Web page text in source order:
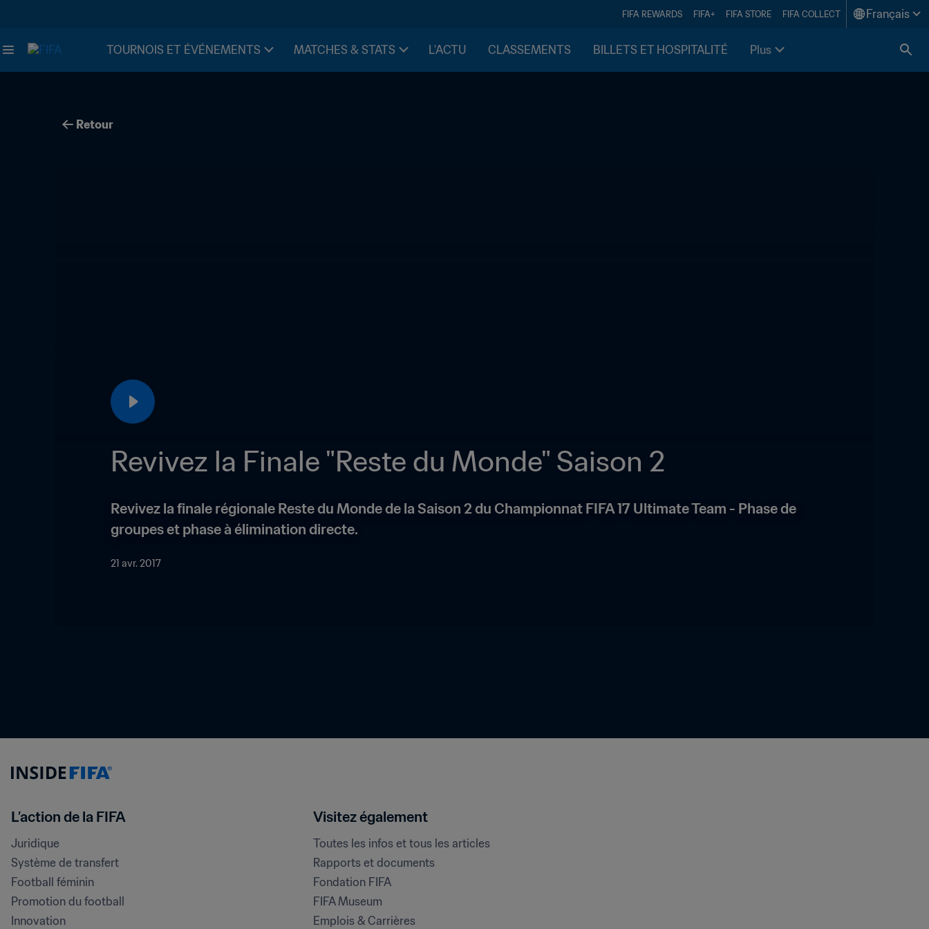
FIFA REWARDS FIFA+ FIFA STORE FIFA COLLECT Français
TOURNOIS ET ÉVÉNEMENTS MATCHES & STATS L'ACTU CLASSEMENTS BILLETS ET HOSPITALITÉ Plus
Retour
Revivez la Finale "Reste du Monde" Saison 2
Revivez la finale régionale Reste du Monde de la Saison 2 du Championnat FIFA 17 Ultimate Team - Phase de
groupes et phase à élimination directe.
21 avr. 2017
L’action de la FIFA
Juridique
Système de transfert
Football féminin
Promotion du football
Innovation
Visitez également
Toutes les infos et tous les articles
Rapports et documents
Fondation FIFA
FIFA Museum
Emplois & Carrières